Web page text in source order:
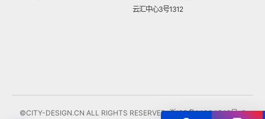
云汇中心3号1312
©CITY-DESIGN.CN ALL RIGHTS RESERVED.浙ICP备14034548号-3